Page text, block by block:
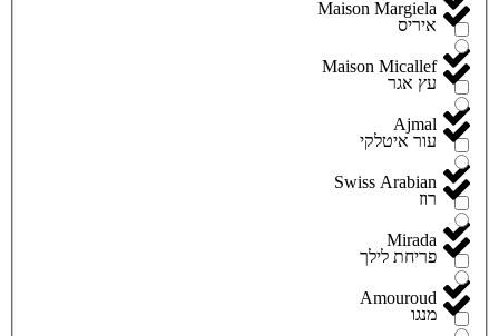
Maison Margiela
Maison Micallef
Ajmal
Swiss Arabian
Mirada
Amouroud
איריס
עץ אגר
עור איטלקי
רוז
פריחת לילך
מנגו